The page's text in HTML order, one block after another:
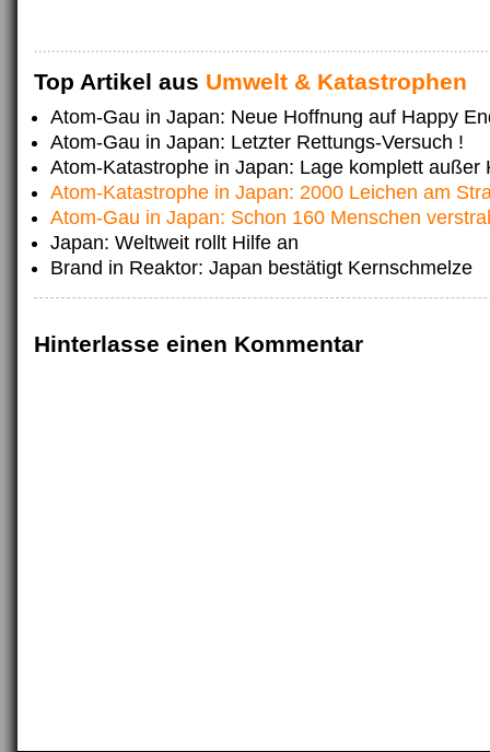
Top Artikel aus Umwelt & Katastrophen
Atom-Gau in Japan: Neue Hoffnung auf Happy
Atom-Gau in Japan: Letzter Rettungs-Versuch !
Atom-Katastrophe in Japan: Lage komplett außer
Atom-Katastrophe in Japan: 2000 Leichen am
Atom-Gau in Japan: Schon 160 Menschen
Japan: Weltweit rollt Hilfe an
Brand in Reaktor: Japan bestätigt Kernschmelze
Hinterlasse einen Kommentar